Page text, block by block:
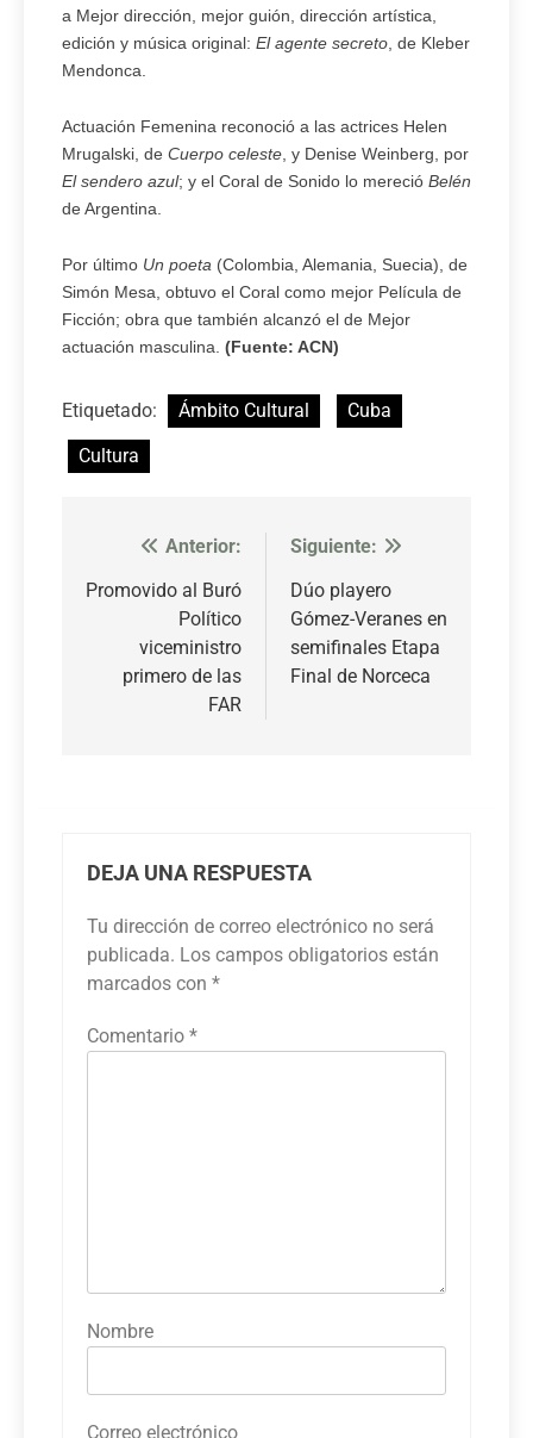
a Mejor dirección, mejor guión, dirección artística,
edición y música original: El agente secreto, de Kleber
Mendonca.
Actuación Femenina reconoció a las actrices Helen
Mrugalski, de Cuerpo celeste, y Denise Weinberg, por
El sendero azul; y el Coral de Sonido lo mereció Belén
de Argentina.
Por último Un poeta (Colombia, Alemania, Suecia), de
Simón Mesa, obtuvo el Coral como mejor Película de
Ficción; obra que también alcanzó el de Mejor
actuación masculina. (Fuente: ACN)
Etiquetado: Ámbito Cultural
Cuba
Cultura
Navegación
de
entradas
Anterior:
Promovido al Buró
Político
viceministro
primero de las
FAR
Siguiente:
Dúo playero
Gómez-Veranes en
semifinales Etapa
Final de Norceca
DEJA UNA RESPUESTA
Tu dirección de correo electrónico no será
publicada. Los campos obligatorios están
marcados con *
Comentario *
Nombre
Correo electrónico